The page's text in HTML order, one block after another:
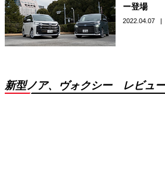
ー登場
2022.04.07
新型ノア、ヴォクシー レビュー